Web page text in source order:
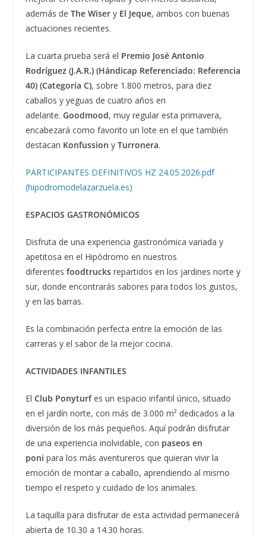
además de The Wisery El Jeque, ambos con buenas
actuaciones recientes.
La cuarta prueba será el Premio José Antonio
Rodríguez (J.A.R.) (Hándicap Referenciado: Referencia
40) (Categoría C), sobre 1.800 metros, para diez
caballos y yeguas de cuatro años en
adelante. Goodmood, muy regular esta primavera,
encabezará como favorito un lote en el que también
destacan Konfussion y Turronera.
PARTICIPANTES DEFINITIVOS HZ 24.05.2026.pdf
(hipodromodelazarzuela.es)
ESPACIOS GASTRONÓMICOS
Disfruta de una experiencia gastronómica variada y
apetitosa en el Hipódromo en nuestros
diferentes foodtrucksrepartidos en los jardines norte y
sur, donde encontrarás sabores para todos los gustos,
y en las barras.
Es la combinación perfecta entre la emoción de las
carreras y el sabor de la mejor cocina.
ACTIVIDADES INFANTILES
El Club Ponyturfes un espacio infantil único, situado
en el jardín norte, con más de 3.000 m² dedicados a la
diversión de los más pequeños. Aquí podrán disfrutar
de una experiencia inolvidable, con paseos en
poni para los más aventureros que quieran vivir la
emoción de montar a caballo, aprendiendo al mismo
tiempo el respeto y cuidado de los animales.
La taquilla para disfrutar de esta actividad permanecerá
abierta de 10.30 a 14.30 horas.